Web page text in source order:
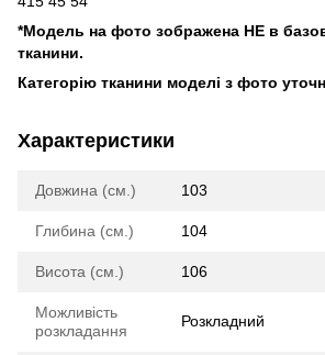
*Модель на фото зображена НЕ в
тканини.
Категорію тканини моделі з фото
Характеристики
Довжина (см.) 103
Глибина (см.) 104
Висота (см.) 106
Можливість
розкладання
Розкладний